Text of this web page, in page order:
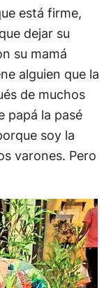
está firme,
dejar su
su mamá
alguien que la
de muchos
papá la pasé
soy la
varones. Pero